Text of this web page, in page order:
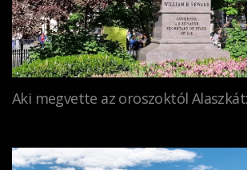
Aki megvette az oroszoktól